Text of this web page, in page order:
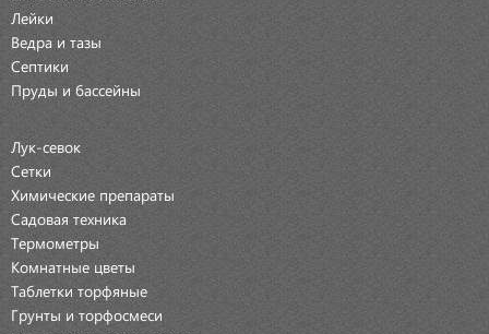
Лейки
Ведра и тазы
Септики
Пруды и бассейны
Лук-севок
Сетки
Химические препараты
Садовая техника
Термометры
Комнатные цветы
Таблетки торфяные
Грунты и торфосмеси